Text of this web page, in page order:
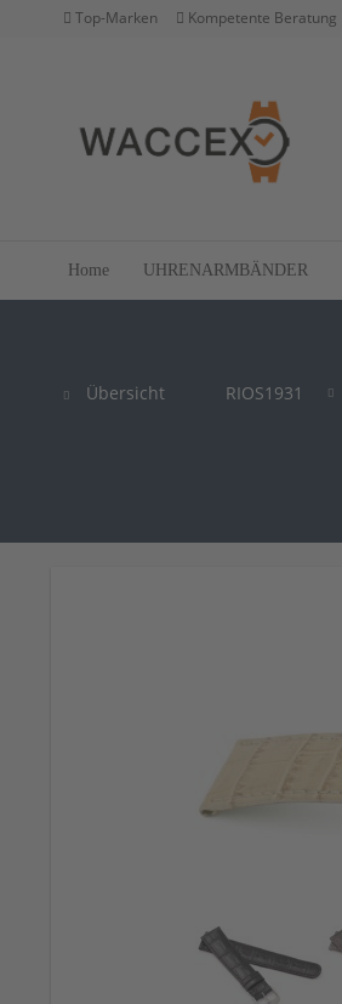
Top-Marken Kompetente Beratung
Home UHRENARMBÄNDER
Übersicht RIOS1931